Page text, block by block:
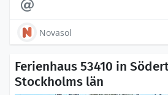
Novasol
Ferienhaus 53410 in
Stockholms län